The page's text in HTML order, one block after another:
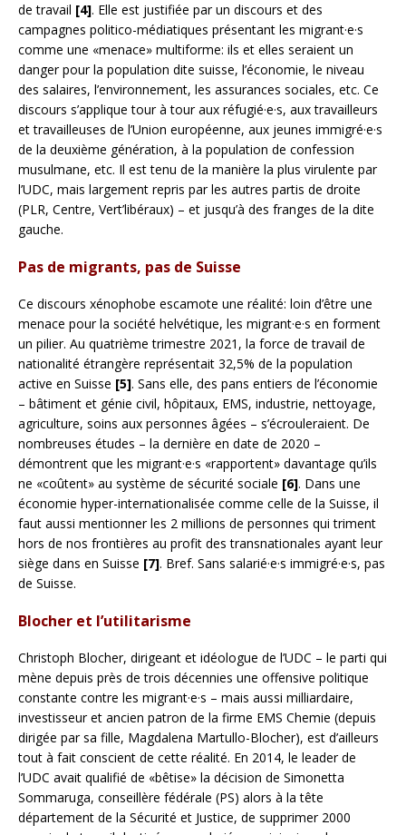
de travail [4]. Elle est justifiée par un discours et des
campagnes politico-médiatiques présentant les migrant·e·s
comme une «menace» multiforme: ils et elles seraient un
danger pour la population dite suisse, l’économie, le niveau
des salaires, l’environnement, les assurances sociales, etc. Ce
discours s’applique tour à tour aux réfugié·e·s, aux travailleurs
et travailleuses de l’Union européenne, aux jeunes immigré·e·s
de la deuxième génération, à la population de confession
musulmane, etc. Il est tenu de la manière la plus virulente par
l’UDC, mais largement repris par les autres partis de droite
(PLR, Centre, Vert’libéraux) – et jusqu’à des franges de la dite
gauche.
Pas de migrants, pas de Suisse
Ce discours xénophobe escamote une réalité: loin d’être une
menace pour la société helvétique, les migrant·e·s en forment
un pilier. Au quatrième trimestre 2021, la force de travail de
nationalité étrangère représentait 32,5% de la population
active en Suisse [5]. Sans elle, des pans entiers de l’économie
– bâtiment et génie civil, hôpitaux, EMS, industrie, nettoyage,
agriculture, soins aux personnes âgées – s’écrouleraient. De
nombreuses études – la dernière en date de 2020 –
démontrent que les migrant·e·s «rapportent» davantage qu’ils
ne «coûtent» au système de sécurité sociale [6]. Dans une
économie hyper-internationalisée comme celle de la Suisse, il
faut aussi mentionner les 2 millions de personnes qui triment
hors de nos frontières au profit des transnationales ayant leur
siège dans en Suisse [7]. Bref. Sans salarié·e·s immigré·e·s, pas
de Suisse.
Blocher et l’utilitarisme
Christoph Blocher, dirigeant et idéologue de l’UDC – le parti qui
mène depuis près de trois décennies une offensive politique
constante contre les migrant·e·s – mais aussi milliardaire,
investisseur et ancien patron de la firme EMS Chemie (depuis
dirigée par sa fille, Magdalena Martullo-Blocher), est d’ailleurs
tout à fait conscient de cette réalité. En 2014, le leader de
l’UDC avait qualifié de «bêtise» la décision de Simonetta
Sommaruga, conseillère fédérale (PS) alors à la tête
département de la Sécurité et Justice, de supprimer 2000